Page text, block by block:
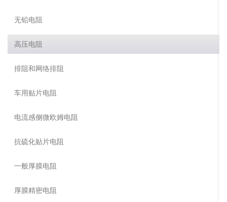
无铅电阻
高压电阻
排阻和网络排阻
车用贴片电阻
电流感侧微欧姆电阻
抗硫化贴片电阻
一般厚膜电阻
厚膜精密电阻